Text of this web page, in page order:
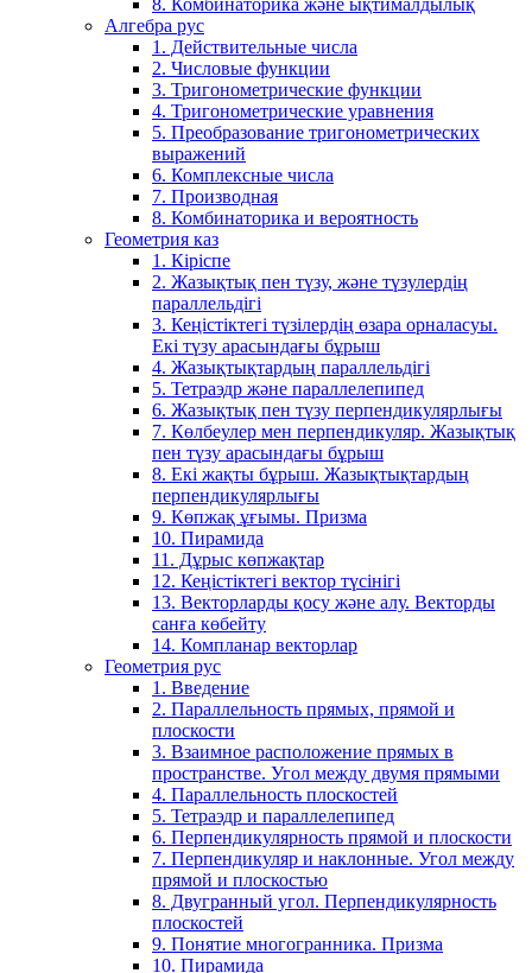
Алгебра рус
1. Действительные числа
2. Числовые функции
3. Тригонометрические функции
4. Тригонометрические уравнения
5. Преобразование тригонометрических
выражений
6. Комплексные числа
7. Производная
8. Комбинаторика и вероятность
Геометрия каз
1. Кіріспе
2. Жазықтық пен түзу, және түзулердің
параллельдігі
3. Кеңістіктегі түзілердің өзара орналасуы.
Екі түзу арасындағы бұрыш
4. Жазықтықтардың параллельдігі
5. Тетраэдр және параллелепипед
6. Жазықтық пен түзу перпендикулярлығы
7. Көлбеулер мен перпендикуляр. Жазықтық
пен түзу арасындағы бұрыш
8. Екі жақты бұрыш. Жазықтықтардың
перпендикулярлығы
9. Көпжақ ұғымы. Призма
10. Пирамида
11. Дұрыс көпжақтар
12. Кеңістіктегі вектор түсінігі
13. Векторларды қосу және алу. Векторды
санға көбейту
14. Компланар векторлар
Геометрия рус
1. Введение
2. Параллельность прямых, прямой и
плоскости
3. Взаимное расположение прямых в
пространстве. Угол между двумя прямыми
4. Параллельность плоскостей
5. Тетраэдр и параллелепипед
6. Перпендикулярность прямой и плоскости
7. Перпендикуляр и наклонные. Угол между
прямой и плоскостью
8. Двугранный угол. Перпендикулярность
плоскостей
9. Понятие многогранника. Призма
10. Пирамида